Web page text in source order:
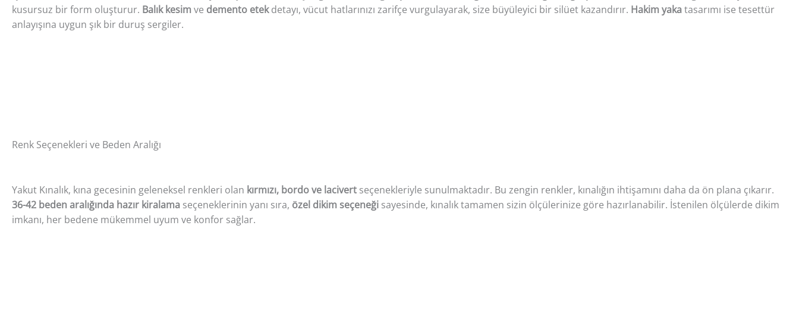
kusursuz bir form oluşturur. Balık kesim ve demento etekdetayı, vücut hatlarınızı zarifçe vurgulayarak, size büyüleyici bir silüet kazandırır. Hakim yakatasarımı ise tesettür
anlayışına uygun şık bir duruş sergiler.
Renk Seçenekleri ve Beden Aralığı
Yakut Kınalık, kına gecesinin geleneksel renkleri olan kırmızı, bordo ve lacivert seçenekleriyle sunulmaktadır. Bu zengin renkler, kınalığın ihtişamını daha da ön plana çıkarır.
36-42 beden aralığında hazır kiralama seçeneklerinin yanı sıra, özel dikim seçeneği sayesinde, kınalık tamamen sizin ölçülerinize göre hazırlanabilir. İstenilen ölçülerde dikim
imkanı, her bedene mükemmel uyum ve konfor sağlar.